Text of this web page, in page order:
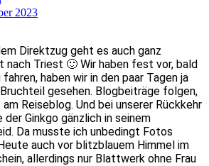
2023
Direktzug geht es auch ganz
nach Triest 🙂 Wir haben fest vor, bald
haben wir in den paar Tagen ja
gesehen. Blogbeiträge folgen,
Reiseblog. Und bei unserer Rückkehr
Ginkgo gänzlich in seinem
Da musste ich unbedingt Fotos
auch vor blitzblauem Himmel im
allerdings nur Blattwerk ohne Frau